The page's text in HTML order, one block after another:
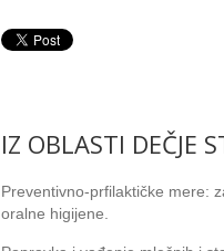
IZ OBLASTI DEČJE
Preventivno-prfilaktičke mere:
oralne higijene.